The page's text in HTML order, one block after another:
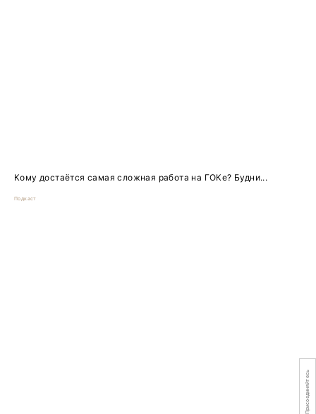
Кому достаётся самая сложная работа на ГОКе? Будни...
Подкаст
Присоединяйтесь